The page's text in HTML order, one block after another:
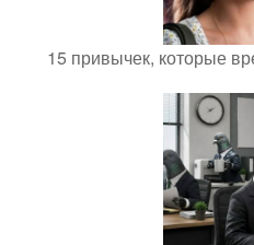
15 привычек, которые